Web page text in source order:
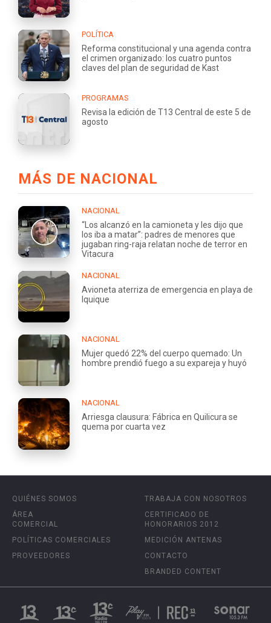
POLÍTICA
Reforma constitucional y una agenda contra
el crimen organizado: los cuatro puntos
claves del plan de seguridad de Kast
PROGRAMAS
Revisa la edición de T13 Central de este 5 de
agosto
MÁS DE NACIONAL
NACIONAL
“Los alcanzó en la camioneta y les dijo que
los iba a matar”: padres de menores que
jugaban ring-raja relatan noche de terror en
Vitacura
NACIONAL
Avioneta aterriza de emergencia en playa de
Iquique
NACIONAL
Mujer quedó 22% del cuerpo quemado: Un
hombre prendió fuego a su expareja y huyó
NACIONAL
Arriesga clausura: Fábrica en Quilicura se
quema por cuarta vez
QUIÉNES SOMOS
ÁREA
COMERCIAL
POLÍTICAS COMERCIALES
PROVEEDORES
TRABAJA CON NOSOTROS
CERTIFICADO DE
HONORARIOS 2012
MEDICIÓN ANTENAS
CONTACTO
BRANDED CONTENT